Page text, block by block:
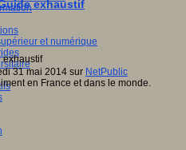
et numérique
exhaustif
31 mai 2014 sur NetPublic
en France et dans le monde.